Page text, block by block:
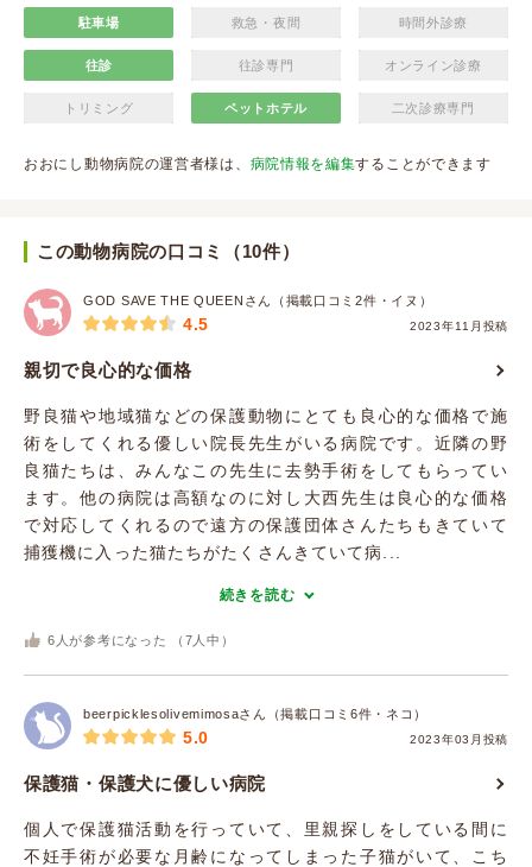
駐車場 救急・夜間 時間外診療
往診 往診専門 オンライン診療
トリミング ペットホテル 二次診療専門
おおにし動物病院の運営者様は、 病院情報を編集することができます
この動物病院の口コミ（10件）
GOD SAVE THE QUEENさん（掲載口コミ2件・イヌ）
2023年11月投稿
4.5
親切で良心的な価格
野良猫や地域猫などの保護動物にとても良心的な価格で施
術をしてくれる優しい院長先生がいる病院です。近隣の野
良猫たちは、みんなこの先生に去勢手術をしてもらってい
ます。他の病院は高額なのに対し大西先生は良心的な価格
で対応してくれるので遠方の保護団体さんたちもきていて
捕獲機に入った猫たちがたくさんきていて病...
続きを読む
6 人が参考になった （ 7 人中）
beerpicklesolivemimosaさん（掲載口コミ6件・ネコ）
2023年03月投稿
5.0
保護猫・保護犬に優しい病院
個人で保護猫活動を行っていて、里親探しをしている間に
不妊手術が必要な月齢になってしまった子猫がいて、こち